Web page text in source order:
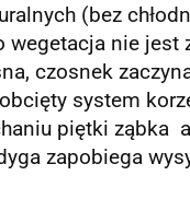
(bez
wegetacja nie jest
czosnek
system
piętki ząbka a
zapobiega